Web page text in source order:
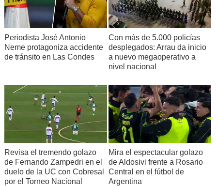
Periodista José Antonio
Neme protagoniza accidente
de tránsito en Las Condes
Con más de 5.000 policías
desplegados: Arrau da inicio
a nuevo megaoperativo a
nivel nacional
Revisa el tremendo golazo
de Fernando Zampedri en el
duelo de la UC con Cobresal
por el Torneo Nacional
Mira el espectacular golazo
de Aldosivi frente a Rosario
Central en el fútbol de
Argentina